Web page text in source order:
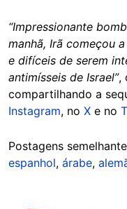
“Impressionante
manhã, Irã começou
e difíceis de serem
antimísseis de Israel”,
compartilhando a
Instagram, no X e no
Postagens
espanhol, árabe,